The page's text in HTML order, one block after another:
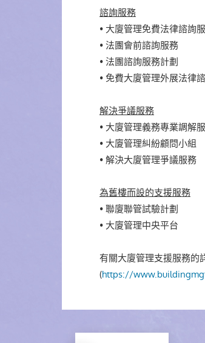
諮詢服務
• 大廈管理免費法律諮詢
• 法團會前諮詢服務
• 法團諮詢服務計劃
• 免費大廈管理外展法律
解決爭議服務
• 大廈管理義務專業調解
• 大廈管理糾紛顧問小組
• 解決大廈管理爭議服務
為舊樓而設的支援服務
• 聯廈聯管試驗計劃
• 大廈管理中央平台
有關大廈管理支援服務的
(https://